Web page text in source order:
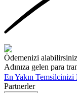
Ödemenizi
Adınıza gelen para
En Yakın Temsilcinizi
Partnerler